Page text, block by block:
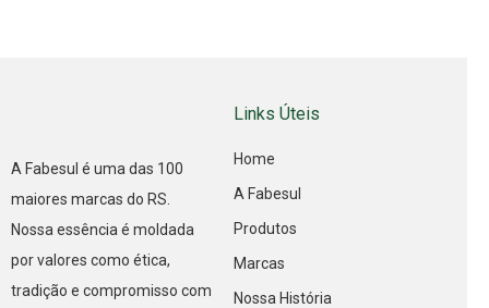
A Fabesul é uma das 100
maiores marcas do RS.
Nossa essência é moldada
por valores como ética,
tradição e compromisso com
Links Úteis
Home
A Fabesul
Produtos
Marcas
Nossa História